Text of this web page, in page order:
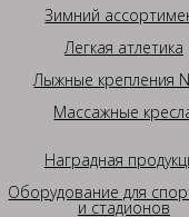
Зимний
Легкая атлетика
Лыжные крепления
Массажные
Наградная
Оборудование для
и стадионов